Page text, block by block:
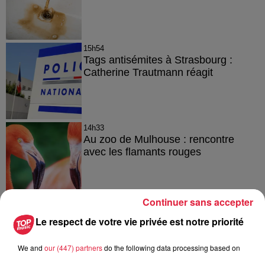
15h54
Tags antisémites à Strasbourg :
Catherine Trautmann réagit
14h33
Au zoo de Mulhouse : rencontre
avec les flamants rouges
À découvrir également
Le respect de votre vie privée est notre priorité
We and our (447) partnersdo the following data processing based on
Continuer sans accepter